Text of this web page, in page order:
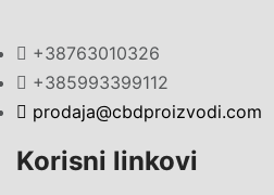
+38763010326
+385993399112
prodaja@cbdproizvodi.com
Korisni linkovi